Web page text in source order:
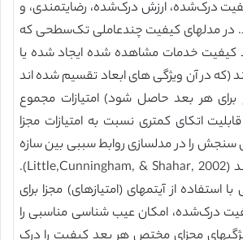
درک‌شده، ارزش درک‌شده، رضایتمندی، و
در مدلهای کیفیت چندعاملی تک‌سطحی که
کیفیت خدمات مشاهده شده ایجاد شده یا
(که در آن ویژگی های ابعاد تقسیم شده اند
برای هر بعد حاصل شود) امتیازات مجموع
اتکای کمتری نسبت به امتیازات مجزا
سنجش را در مدلسازی روابط سببی بین سازه
ها به حساب می آورند (Little,Cunningham, & Shahar, 2002).
استفاده از آیتمهای (امتیازهای) مجزا برای
درک‌شده، امکان عیب شناسی مناسبی را